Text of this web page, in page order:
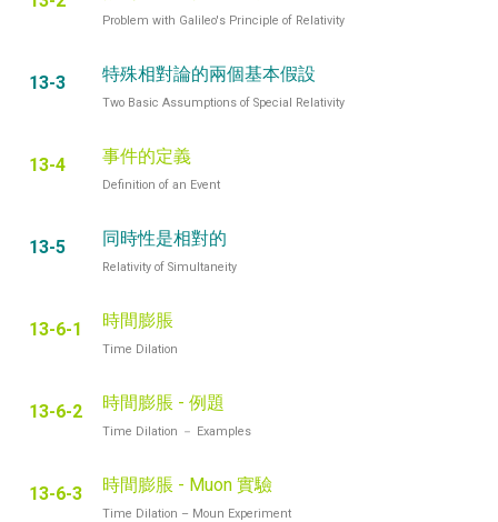
Problem with Galileo's Principle of Relativity
13-3 特殊相對論的兩個基本假設
Two Basic Assumptions of Special Relativity
13-4 事件的定義
Definition of an Event
13-5 同時性是相對的
Relativity of Simultaneity
13-6-1 時間膨脹
Time Dilation
13-6-2 時間膨脹 - 例題
Time Dilation － Examples
13-6-3 時間膨脹 - Muon 實驗
Time Dilation – Moun Experiment